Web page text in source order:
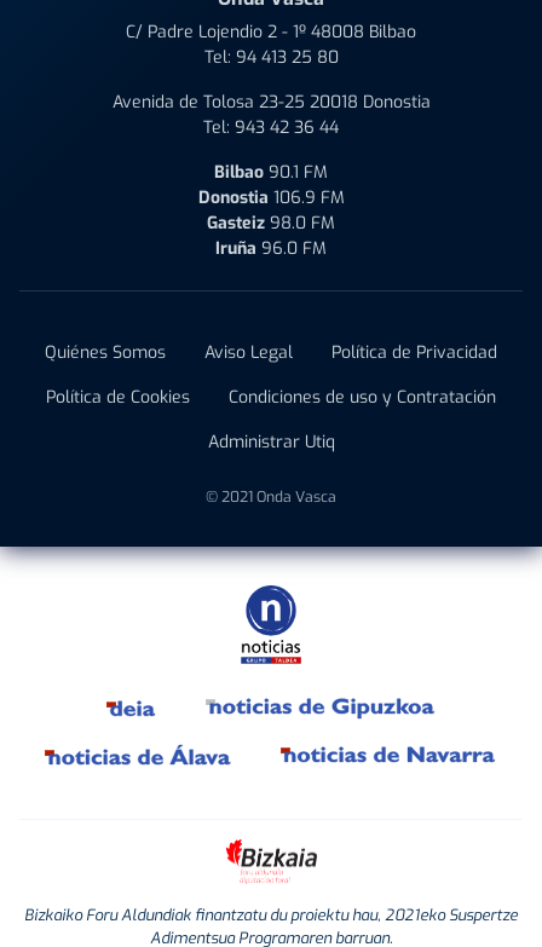
C/ Padre Lojendio 2 - 1º 48008 Bilbao
Tel: 94 413 25 80
Avenida de Tolosa 23-25 20018 Donostia
Tel: 943 42 36 44
Bilbao 90.1 FM
Donostia 106.9 FM
Gasteiz 98.0 FM
Iruña 96.0 FM
Quiénes Somos Aviso Legal
Política de Privacidad
Política de Cookies
Condiciones de uso y Contratación
Administrar Utiq
© 2021 Onda Vasca
Bizkaiko Foru Aldundiak finantzatu du proiektu hau, 2021eko Suspertze
Adimentsua Programaren barruan.